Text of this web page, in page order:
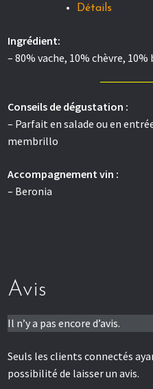
Vous êtes un professionnel
Détails
Ingrédient:
– 80% vache, 10% chèvre, 10%
Conseils de dégustation :
– Parfait en salade ou en
membrillo
Accompagnement vin :
– Beronia
Avis
Il n’y a pas encore d’avis.
Seuls les clients connectés
possibilité de laisser un avis.